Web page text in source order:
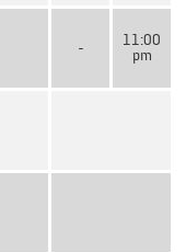
-
11:00
pm